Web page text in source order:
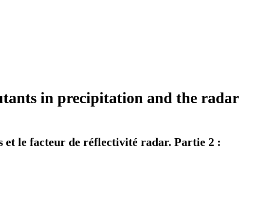
in precipitation and the radar
et le facteur de réflectivité radar. Partie 2 :